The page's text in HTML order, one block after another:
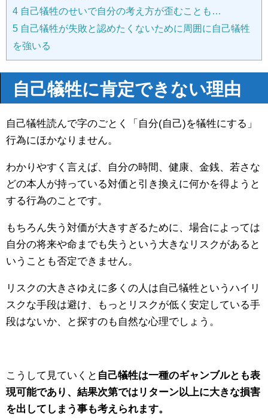
4 自己犠牲のせいで自分の考え方が歪むことも…
5 自己犠牲が失敗と認めたくないために周囲に自己犠牲
を強いる
自己犠牲に肯定できない理由
自己犠牲読んで字のごとく「自分(自己)を犠牲にする」
行為にほかなりません。
わかりやすく言えば、自分の時間、健康、金銭、若さな
どの本人が持っている対価と引き換えに何かを得ようと
する行為のことです。
もちろん失う対価が大きすぎるために、場合によっては
自分の将来や命までも失うという大きなリスクがあると
いうことも否定できません。
リスクの大きさゆえに多くの人は自己犠牲というハイリ
スクな手段は避け、もっとリスクが低く安定している手
段はないか、と探すのも自然な心理でしょう。
こうして見ていくと 自己犠牲は一種のギャンブルとも表
現可能であり、結果次第ではリターン以上に大きな損害
を出してしまう事も考えられます。